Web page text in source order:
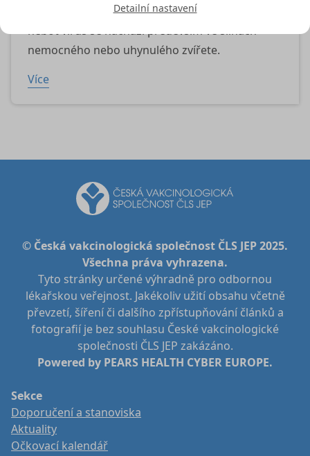
nebo kontaktem slin s porušenou kůží či sliznicí,
neboť virus se nachází především ve slinách
nemocného nebo uhynulého zvířete.
Více
© Česká vakcinologická společnost ČLS JEP 2025.
Všechna práva vyhrazena.
Tyto stránky určené výhradně pro odbornou
lékařskou veřejnost. Jakékoliv užití obsahu včetně
převzetí, šíření či dalšího zpřístupňování článků a
fotografií je bez souhlasu České vakcinologické
společnosti ČLS JEP zakázáno.
Powered by PEARS HEALTH CYBER EUROPE.
Sekce
Doporučení a stanoviska
Aktuality
Očkovací kalendář
Detailní nastavení